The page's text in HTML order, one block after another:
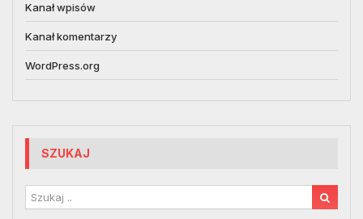
Kanał wpisów
Kanał komentarzy
WordPress.org
SZUKAJ